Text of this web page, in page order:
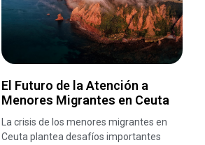
El Futuro de la Atención a
Menores Migrantes en Ceuta
La crisis de los menores migrantes en
Ceuta plantea desafíos importantes